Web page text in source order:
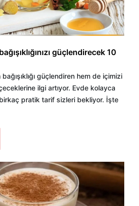
güçlendirecek 10
güçlendiren hem de içimizi
içeceklerine ilgi artıyor. Evde kolayca
pratik tarif sizleri bekliyor. İşte